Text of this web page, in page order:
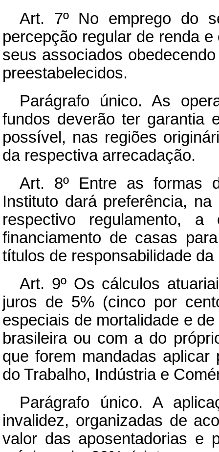
Art. 7º No emprego do
percepção regular de renda
seus associados
preestabelecidos.
Parágrafo único. As
fundos deverão ter garantia
possível, nas regiões
da respectiva arrecadação.
Art. 8º Entre as formas
Instituto dará preferência,
respectivo regulamento, a
financiamento de casas
títulos de responsabilidade
Art. 9º Os cálculos
juros de 5% (cinco por
especiais de mortalidade e
brasileira ou com a do
que forem mandadas aplicar
do Trabalho, Indústria e
Parágrafo único. A
invalidez, organizadas de
valor das aposentadorias e